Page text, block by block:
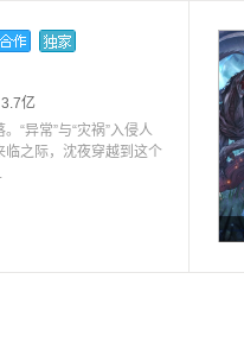
3.7亿
“异常”与“灾祸”入侵人
临之际，沈夜穿越到这个